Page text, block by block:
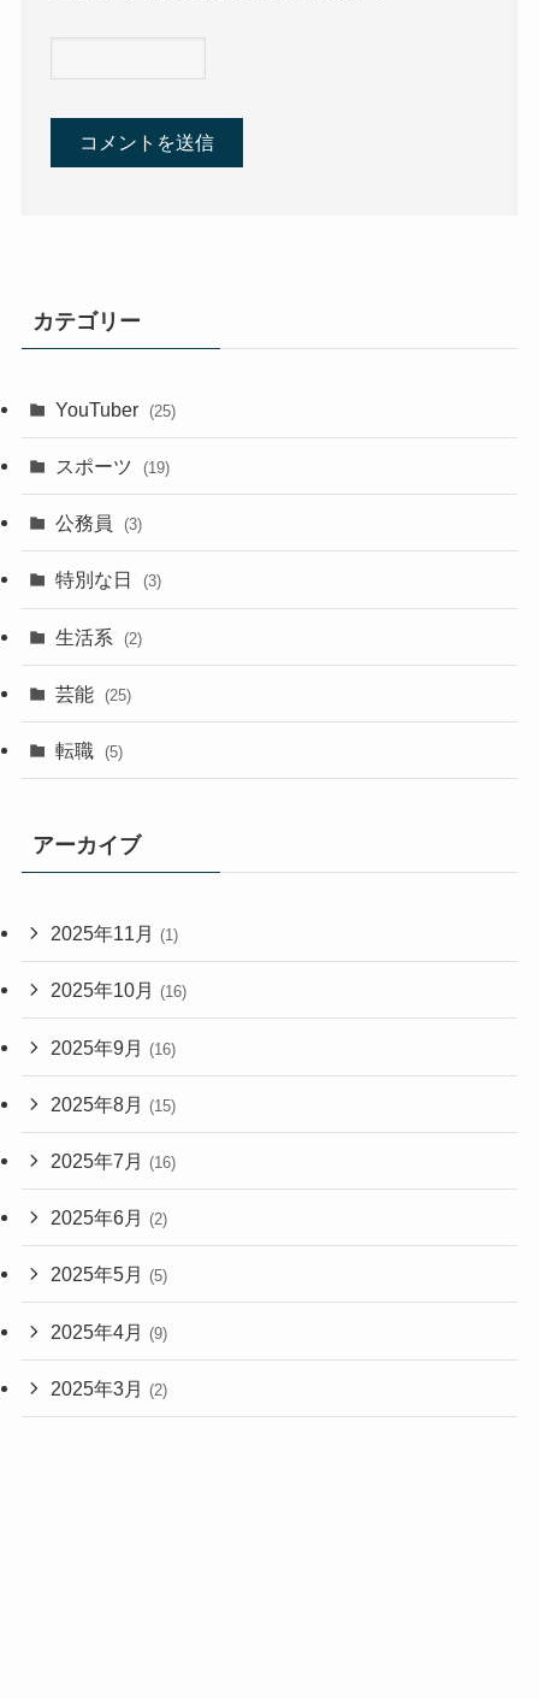
カテゴリー
YouTuber (25)
スポーツ (19)
公務員 (3)
特別な日 (3)
生活系 (2)
芸能 (25)
転職 (5)
アーカイブ
2025年11月 (1)
2025年10月 (16)
2025年9月 (16)
2025年8月 (15)
2025年7月 (16)
2025年6月 (2)
2025年5月 (5)
2025年4月 (9)
2025年3月 (2)